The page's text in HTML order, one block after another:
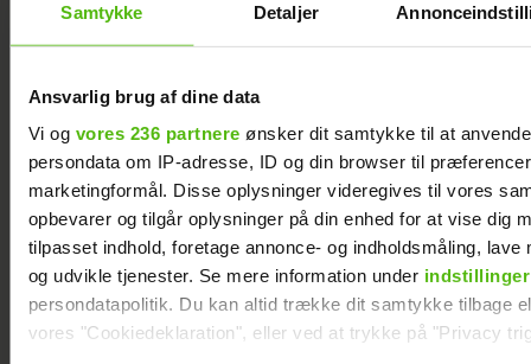
Samtykke Detaljer
Ansvarlig brug af dine data
Vi og vores 236 partnere ønsker dit samtykke til at
persondata om IP-adresse, ID og din browser til
marketingformål. Disse oplysninger videregives til vores
opbevarer og tilgår oplysninger på din enhed for at vise dig
tilpasset indhold, foretage annonce- og indholdsmåling, lave
og udvikle tjenester. Se mere information under indstillinger
persondatapolitik. Du kan altid trække dit samtykke tilbage
vores "Cookiedeklaration", eller ved at trykke på "Privacy
Nyt projekt fra
Albert Harson
åbner op: Sådan